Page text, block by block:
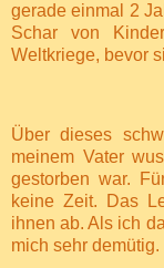
gerade einmal 2
Schar von
Weltkriege, bevor
Über dieses
meinem Vater
gestorben war.
keine Zeit. Das
ihnen ab. Als ich
mich sehr demütig.